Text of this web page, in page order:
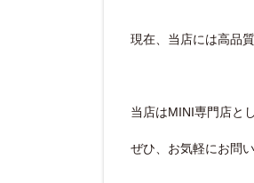
現在、当店には高品
当店はMINI専門店と
ぜひ、お気軽にお問